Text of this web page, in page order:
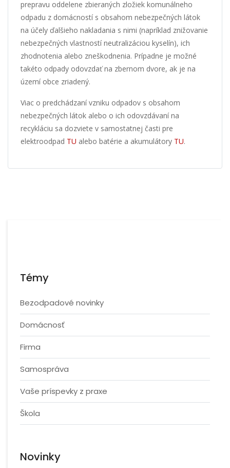
prepravu oddelene zbieraných zložiek komunálneho
odpadu z domácností s obsahom nebezpečných látok
na účely ďalšieho nakladania s nimi (napríklad znižovanie
nebezpečných vlastností neutralizáciou kyselín), ich
zhodnotenia alebo zneškodnenia. Prípadne je možné
takéto odpady odovzdať na zbernom dvore, ak je na
území obce zriadený.
Viac o predchádzaní vzniku odpadov s obsahom
nebezpečných látok alebo o ich odovzdávaní na
recykláciu sa dozviete v samostatnej časti pre
elektroodpad TU alebo batérie a akumulátory TU.
Témy
Bezodpadové novinky
Domácnosť
Firma
Samospráva
Vaše príspevky z praxe
Škola
Novinky